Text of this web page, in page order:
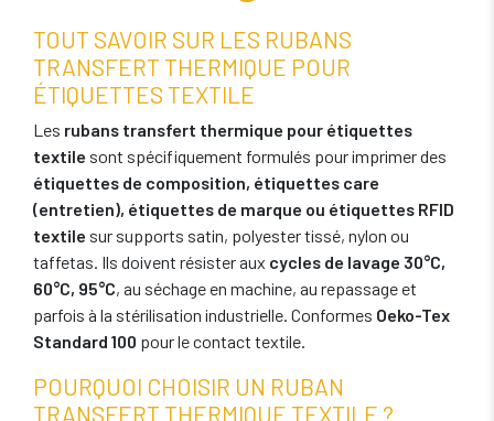
TOUT SAVOIR SUR LES RUBANS
TRANSFERT THERMIQUE POUR
ÉTIQUETTES TEXTILE
Les rubans transfert thermique pour étiquettes
textile sont spécifiquement formulés pour imprimer des
étiquettes de composition, étiquettes care
(entretien), étiquettes de marque ou étiquettes RFID
textile sur supports satin, polyester tissé, nylon ou
taffetas. Ils doivent résister aux cycles de lavage 30°C,
60°C, 95°C, au séchage en machine, au repassage et
parfois à la stérilisation industrielle. Conformes Oeko-Tex
Standard 100 pour le contact textile.
POURQUOI CHOISIR UN RUBAN
TRANSFERT THERMIQUE TEXTILE ?